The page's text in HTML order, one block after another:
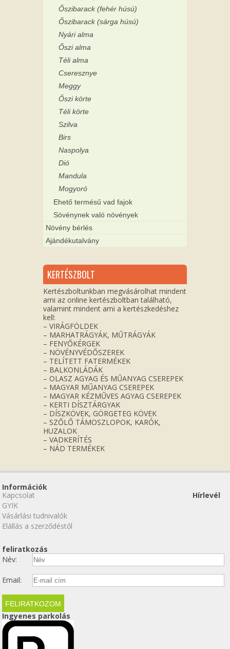
Őszibarack (fehér húsú)
Őszibarack (sárga húsú)
Nyári alma
Őszi alma
Téli alma
Cseresznye
Meggy
Őszi körte
Téli körte
Szilva
Birs
Naspolya
Dió
Mandula
Mogyoró
Ehető termésű vad fajok
Sövénynek való növények
Növény bérlés
Ajándékutalvány
KERTÉSZBOLT
Kertészboltunkban megvásárolhat mindent
ami az online kertészboltban található,
valamint mindent ami a kertészkedéshez
kell:
– VIRÁGFÖLDEK
– MARHATRÁGYÁK, MŰTRÁGYÁK
– FENYŐKÉRGEK
– NÖVÉNYVÉDŐSZEREK
– TELÍTETT FATERMÉKEK
– BALKONLÁDÁK
– OLASZ AGYAG ÉS MŰANYAG CSEREPEK
– MAGYAR MŰANYAG CSEREPEK
– MAGYAR KÉZMŰVES AGYAG CSEREPEK
– KERTI DÍSZTÁRGYAK
– DÍSZKÖVEK, GÖRGETEG KÖVEK
– SZŐLŐ TÁMOSZLOPOK, KARÓK,
HUZALOK
– VADKERÍTÉS
– NÁD TERMÉKEK
Információk
Kapcsolat
GYIK
Vásárlási tudnivalók
Elállás a szerződéstől
Hírlevél
feliratkozás
Név:
Email:
Ingyenes parkolás